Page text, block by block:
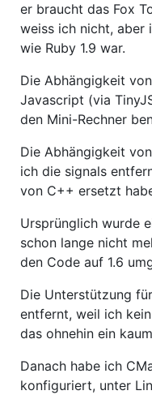
er braucht das Fox
weiss ich nicht, aber
wie Ruby 1.9 war.
Die Abhängigkeit
Javascript (via
den Mini-Rechner
Die Abhängigkeit
ich die signals
von C++ ersetzt
Ursprünglich wurde
schon lange nicht
den Code auf 1.6
Die Unterstützung
entfernt, weil ich
das ohnehin ein
Danach habe ich
konfiguriert, unter